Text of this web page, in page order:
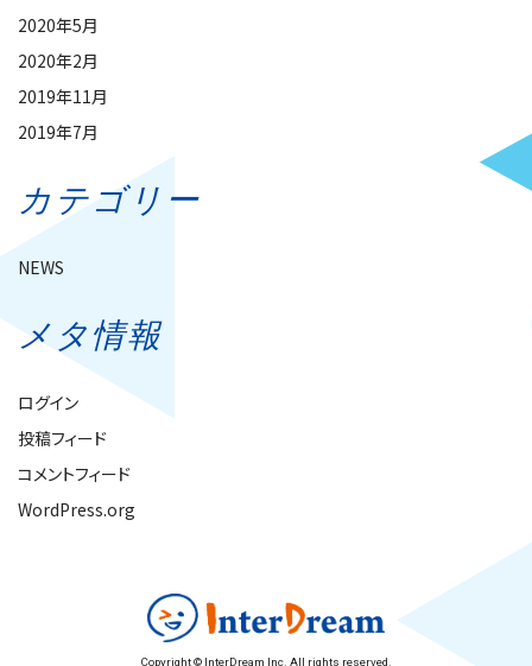
2020年5月
2020年2月
2019年11月
2019年7月
カテゴリー
NEWS
メタ情報
ログイン
投稿フィード
コメントフィード
WordPress.org
Copyright © InterDream Inc. All rights reserved.